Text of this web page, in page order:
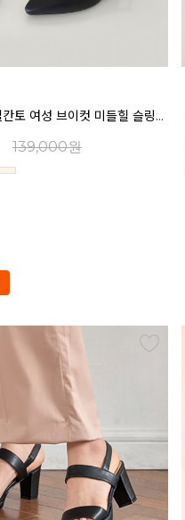
마쯔 by 엘칸토 남성 데일리 컴포트화 4cm LCMF95M111
129,000원